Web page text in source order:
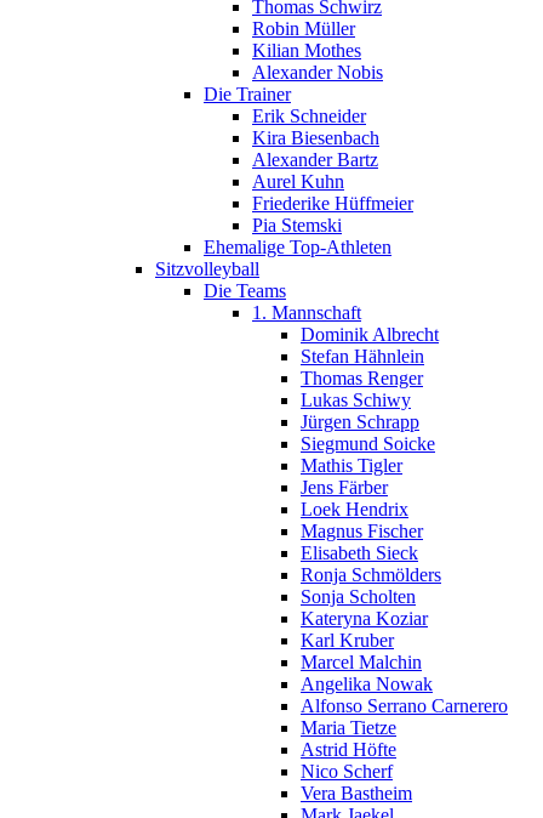
Thomas Schwirz
Robin Müller
Kilian Mothes
Alexander Nobis
Die Trainer
Erik Schneider
Kira Biesenbach
Alexander Bartz
Aurel Kuhn
Friederike Hüffmeier
Pia Stemski
Ehemalige Top-Athleten
Sitzvolleyball
Die Teams
1. Mannschaft
Dominik Albrecht
Stefan Hähnlein
Thomas Renger
Lukas Schiwy
Jürgen Schrapp
Siegmund Soicke
Mathis Tigler
Jens Färber
Loek Hendrix
Magnus Fischer
Elisabeth Sieck
Ronja Schmölders
Sonja Scholten
Kateryna Koziar
Karl Kruber
Marcel Malchin
Angelika Nowak
Alfonso Serrano Carnerero
Maria Tietze
Astrid Höfte
Nico Scherf
Vera Bastheim